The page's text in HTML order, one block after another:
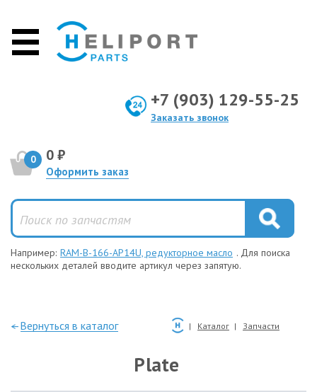
+7 (903) 129-55-25
Заказать звонок
0 0 ₽
Оформить заказ
Например: RAM-B-166-AP14U, редукторное масло . Для поиска
нескольких деталей вводите артикул через запятую.
—Вернуться в каталог Каталог Запчасти
Plate